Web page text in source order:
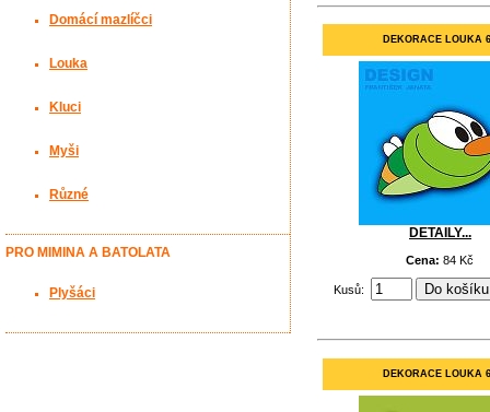
DEKORACE LOUKA
DETAILY...
Cena:84 Kč
Kusů:
DEKORACE LOUKA
Domácí mazlíčci
Louka
Kluci
Myši
Různé
PRO MIMINA A BATOLATA
Plyšáci